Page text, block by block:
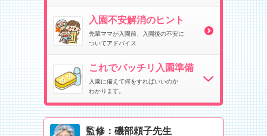
入園不安解消のヒント
先輩ママが入園前、入園後の不安に
ついてアドバイス
これでバッチリ入園準備
入園に備えて何をすればいいのか
わかります。
監修：磯部頼子先生